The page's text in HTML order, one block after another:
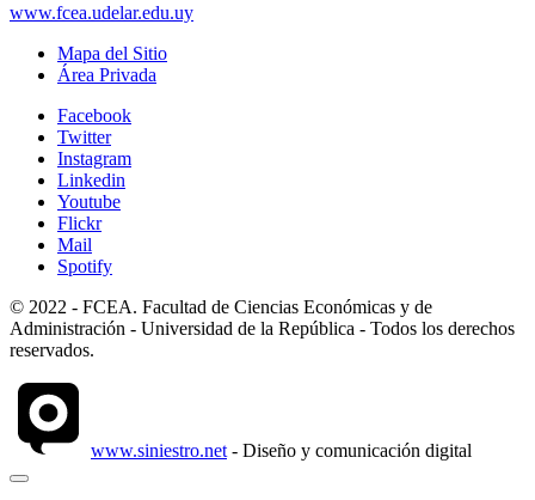
www.fcea.udelar.edu.uy
Mapa del Sitio
Área Privada
Facebook
Twitter
Instagram
Linkedin
Youtube
Flickr
Mail
Spotify
© 2022 - FCEA. Facultad de Ciencias Económicas y de
Administración - Universidad de la República - Todos los derechos
reservados.
www.siniestro.net - Diseño y comunicación digital